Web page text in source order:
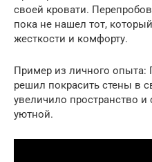
своей кровати.
пока не нашел тот,
жесткости и комфорту.
Пример из личного опыта:
решил покрасить стены в
увеличило пространство
уютной.